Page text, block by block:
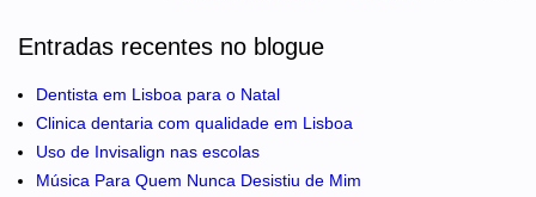
Entradas recentes no blogue
Dentista em Lisboa para o Natal
Clinica dentaria com qualidade em Lisboa
Uso de Invisalign nas escolas
Música Para Quem Nunca Desistiu de Mim